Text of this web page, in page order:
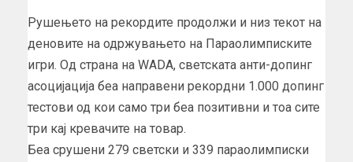
Рушењето на рекордите продолжи и низ текот на
деновите на одржувањето на Параолимписките
игри. Од страна на WADA, светската анти-допинг
асоцијација беа направени рекордни 1.000 допинг
тестови од кои само три беа позитивни и тоа сите
три кај кревачите на товар.
Беа срушени 279 светски и 339 параолимписки